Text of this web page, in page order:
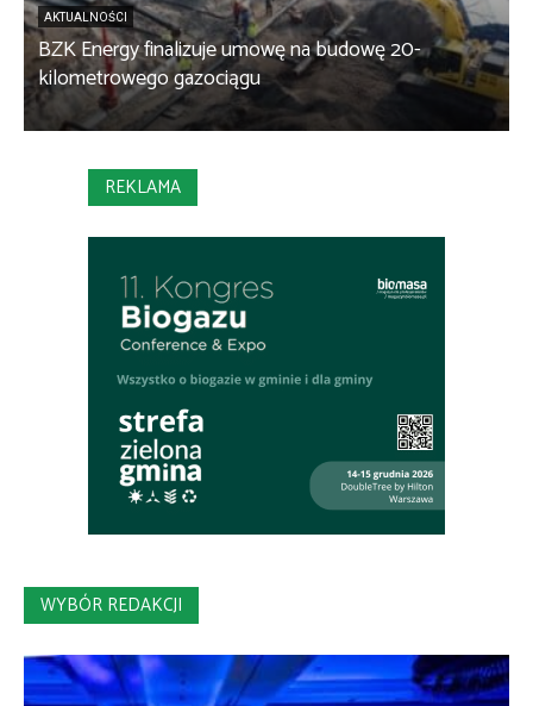
AKTUALNOŚCI
BZK Energy finalizuje umowę na budowę 20-
kilometrowego gazociągu
REKLAMA
WYBÓR REDAKCJI